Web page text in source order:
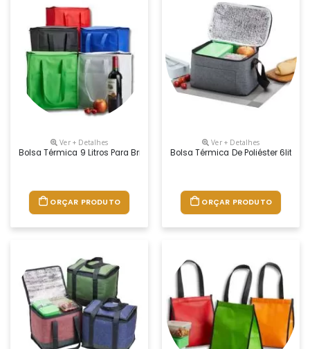
Ver + Detalhes
Bolsa Térmica 9 Litros Para Brindes Personalizados
ORÇAR PRODUTO
Ver + Detalhes
Bolsa Térmica De Poliéster 6litros
ORÇAR PRODUTO